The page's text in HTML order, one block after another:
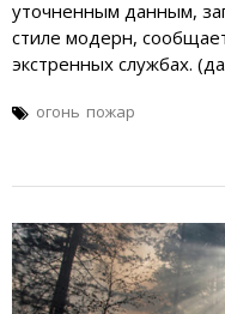
уточненным данным,
стиле модерн,
экстренных службах.
огонь пожар